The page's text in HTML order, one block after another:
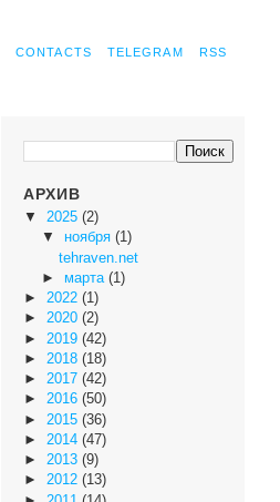
CONTACTS TELEGRAM RSS
АРХИВ
▼ 2025 (2)
▼ ноября (1)
tehraven.net
► марта (1)
► 2022 (1)
► 2020 (2)
► 2019 (42)
► 2018 (18)
► 2017 (42)
► 2016 (50)
► 2015 (36)
► 2014 (47)
► 2013 (9)
► 2012 (13)